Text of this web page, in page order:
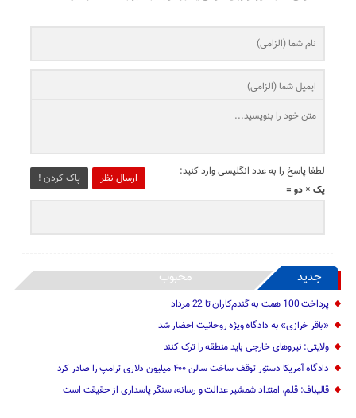
ارسال نظر پاک کردن !
لطفا پاسخ را به عدد انگلیسی وارد کنید:
یک × دو =
جدید محبوب
پرداخت 100 همت به گندم‌کاران تا 22 مرداد
«باقر خرازی» به دادگاه ویژه روحانیت احضار شد
ولایتی: نیرو‌های خارجی باید منطقه را ترک کنند
دادگاه آمریکا دستور توقف ساخت سالن ۴۰۰ میلیون دلاری ترامپ را صادر کرد
قالیباف: قلم، امتداد شمشیر عدالت و رسانه، سنگر پاسداری از حقیقت است